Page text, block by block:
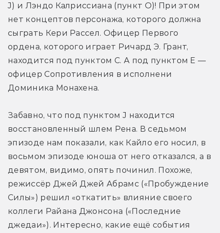
J) и Лэндо Калриссиана (пункт O)! При этом
нет концептов персонажа, которого должна
сыграть Кери Рассел. Офицер Первого
ордена, которого играет Ричард Э. Грант,
находится под пунктом C. А под пунктом E —
офицер Сопротивления в исполнени
Доминика Монахена.
Забавно, что под пунктом J находится
восстановленный шлем Рена. В седьмом
эпизоде нам показали, как Кайло его носил, в
восьмом эпизоде юноша от него отказался, а в
девятом, видимо, опять починил. Похоже,
режиссёр Джей Джей Абрамс («Пробуждение
Силы») решил «откатить» влияние своего
коллеги Райана Джонсона («Последние
джедаи»). Интересно, какие ещё события